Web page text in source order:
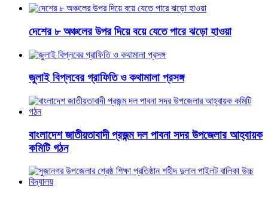
দেশের ৮ অঞ্চলের উপর দিয়ে বয়ে যেতে পারে ঝড়ো হাওয়া
জুলাই বিপ্লবের গ্রাফিতি ও কথামালা প্রসঙ্গ
বাংলাদেশ জাতীয়তাবাদী প্রজন্ম দল পাবনা সদর উপজেলার আহ্বায়ক
কমিটি গঠন